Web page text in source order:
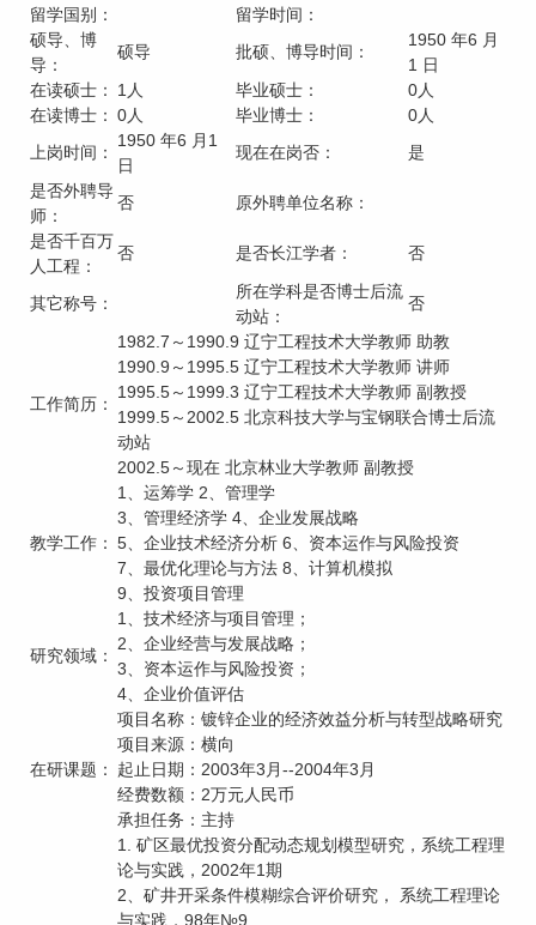
留学国别：
留学时间：
硕导、博
导：
硕导 批硕、博导时间：
1950 年6 月
1 日
在读硕士：
1人 毕业硕士：
0人
在读博士： 0人 毕业博士：
0人
上岗时间：
1950 年6 月1
日
现在在岗否：
是
是否外聘导
师：
否
原外聘单位名称：
是否千百万
人工程：
否 是否长江学者： 否
其它称号：
所在学科是否博士后流
动站：
否
工作简历：
1982.7～1990.9 辽宁工程技术大学教师 助教
1990.9～1995.5 辽宁工程技术大学教师 讲师
1995.5～1999.3 辽宁工程技术大学教师 副教授
1999.5～2002.5 北京科技大学与宝钢联合博士后流
动站
2002.5～现在 北京林业大学教师 副教授
教学工作：
1、运筹学 2、管理学
3、管理经济学 4、企业发展战略
5、企业技术经济分析 6、资本运作与风险投资
7、最优化理论与方法 8、计算机模拟
9、投资项目管理
研究领域：
1、技术经济与项目管理；
2、企业经营与发展战略；
3、资本运作与风险投资；
4、企业价值评估
在研课题：
项目名称：镀锌企业的经济效益分析与转型战略研究
项目来源：横向
起止日期：2003年3月--2004年3月
经费数额：2万元人民币
承担任务：主持
1. 矿区最优投资分配动态规划模型研究，系统工程理
论与实践，2002年1期
2、矿井开采条件模糊综合评价研究， 系统工程理论
与实践，98年№9